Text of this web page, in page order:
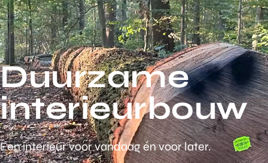
Duurzame
interieurbouw
Een interieur voor vandaag én voor later.